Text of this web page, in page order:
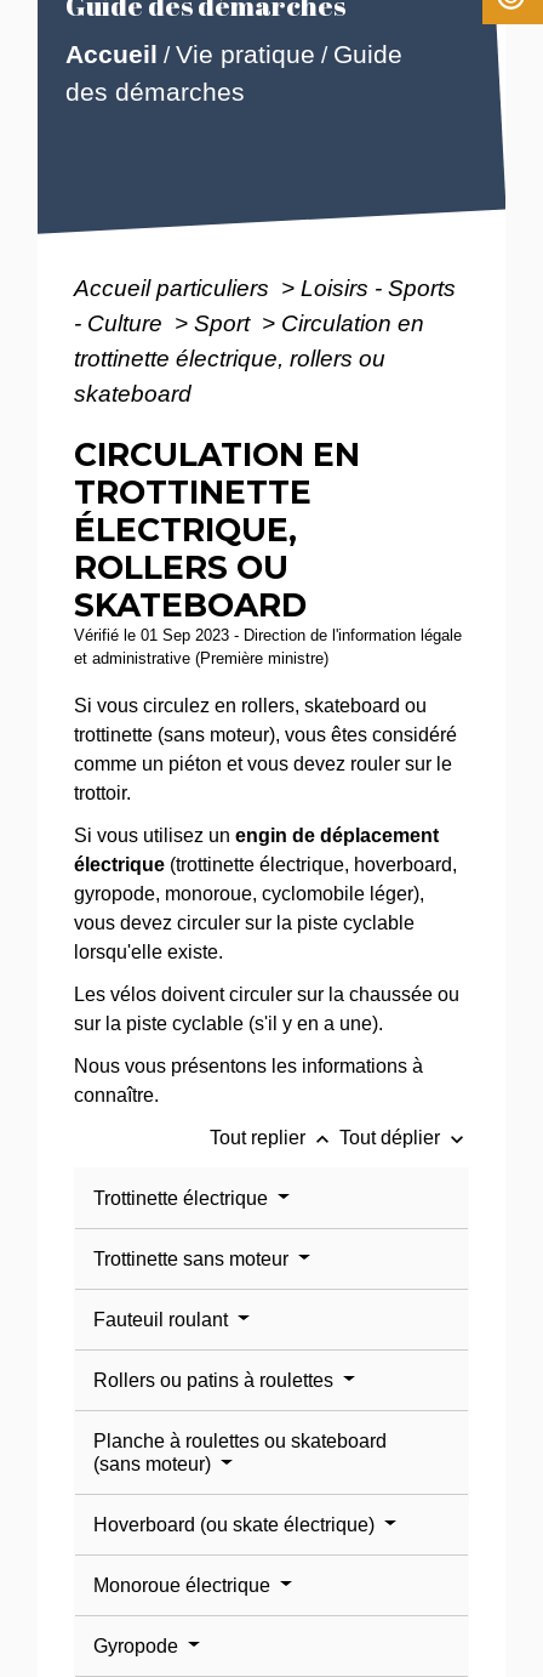
Accueil /Vie pratique / Guide
des démarches
Accueil particuliers > Loisirs - Sports
- Culture > Sport > Circulation en
trottinette électrique, rollers ou
skateboard
CIRCULATION EN
TROTTINETTE
ÉLECTRIQUE,
ROLLERS OU
SKATEBOARD
Vérifié le 01 Sep 2023 - Direction de l'information légale
et administrative (Première ministre)
Si vous circulez en rollers, skateboard ou
trottinette (sans moteur), vous êtes considéré
comme un piéton et vous devez rouler sur le
trottoir.
Si vous utilisez unengin de déplacement
électrique (trottinette électrique, hoverboard,
gyropode, monoroue, cyclomobile léger),
vous devez circuler sur la piste cyclable
lorsqu'elle existe.
Les vélos doivent circuler sur la chaussée ou
sur la piste cyclable (s'il y en a une).
Nous vous présentons les informations à
connaître.
Tout replier keyboard_arrow_up Tout déplier keyboard_arrow_down
Trottinette électrique
Trottinette sans moteur
Fauteuil roulant
Rollers ou patins à roulettes
Planche à roulettes ou skateboard
(sans moteur)
Hoverboard (ou skate électrique)
Monoroue électrique
Gyropode